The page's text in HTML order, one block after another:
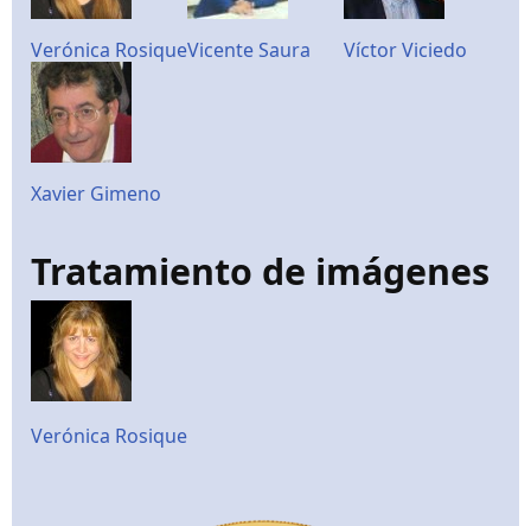
Verónica RosiqueVicente Saura Víctor Viciedo
Xavier Gimeno
Tratamiento de imágenes
Verónica Rosique